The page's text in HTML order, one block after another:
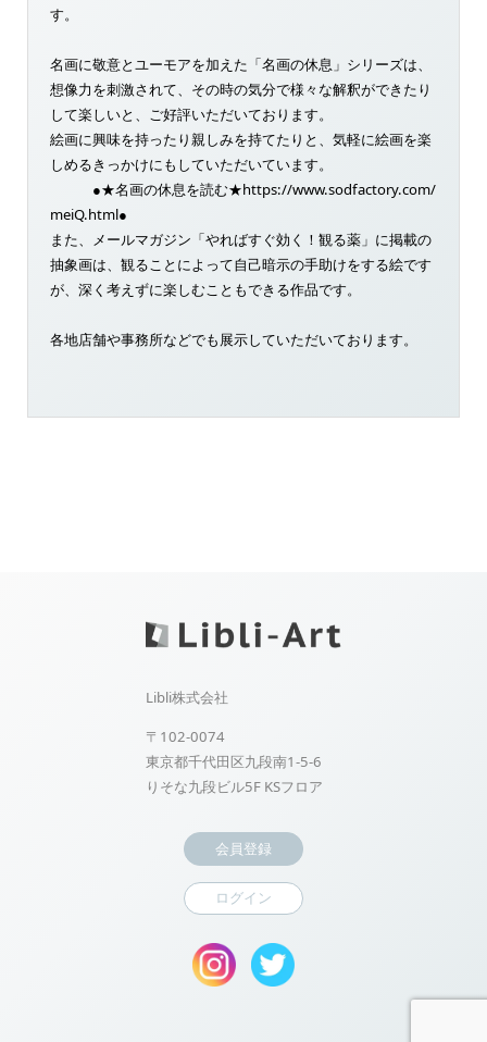
す。
名画に敬意とユーモアを加えた「名画の休息」シリーズは、
想像力を刺激されて、その時の気分で様々な解釈ができたり
して楽しいと、ご好評いただいております。
絵画に興味を持ったり親しみを持てたりと、気軽に絵画を楽
しめるきっかけにもしていただいています。
●★名画の休息を読む★https://www.sodfactory.com/
meiQ.html●
また、メールマガジン「やればすぐ効く！観る薬」に掲載の
抽象画は、観ることによって自己暗示の手助けをする絵です
が、深く考えずに楽しむこともできる作品です。
各地店舗や事務所などでも展示していただいております。
Libli株式会社
〒102-0074
東京都千代田区九段南1-5-6
りそな九段ビル5F KSフロア
会員登録
ログイン